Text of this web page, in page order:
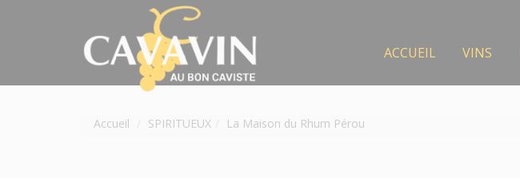
ACCUEIL VINS
Accueil SPIRITUEUX La Maison du Rhum Pérou